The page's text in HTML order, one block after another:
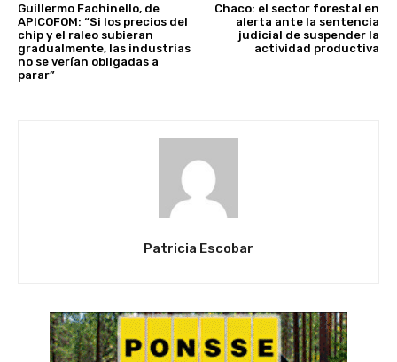
Guillermo Fachinello, de
APICOFOM: “Si los precios del
chip y el raleo subieran
gradualmente, las industrias
no se verían obligadas a
parar”
Chaco: el sector forestal en
alerta ante la sentencia
judicial de suspender la
actividad productiva
Patricia Escobar